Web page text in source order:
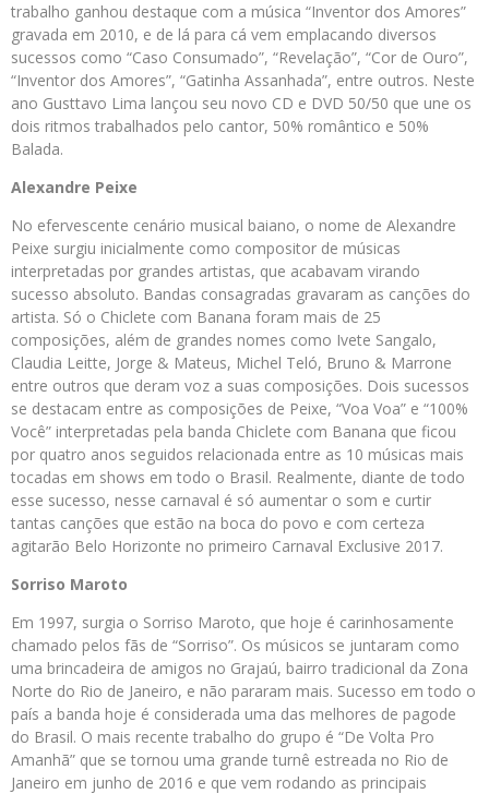
trabalho ganhou destaque com a música “Inventor dos Amores”
gravada em 2010, e de lá para cá vem emplacando diversos
sucessos como “Caso Consumado”, “Revelação”, “Cor de Ouro”,
“Inventor dos Amores”, “Gatinha Assanhada”, entre outros. Neste
ano Gusttavo Lima lançou seu novo CD e DVD 50/50 que une os
dois ritmos trabalhados pelo cantor, 50% romântico e 50%
Balada.
Alexandre Peixe
No efervescente cenário musical baiano, o nome de Alexandre
Peixe surgiu inicialmente como compositor de músicas
interpretadas por grandes artistas, que acabavam virando
sucesso absoluto. Bandas consagradas gravaram as canções do
artista. Só o Chiclete com Banana foram mais de 25
composições, além de grandes nomes como Ivete Sangalo,
Claudia Leitte, Jorge & Mateus, Michel Teló, Bruno & Marrone
entre outros que deram voz a suas composições. Dois sucessos
se destacam entre as composições de Peixe, “Voa Voa” e “100%
Você” interpretadas pela banda Chiclete com Banana que ficou
por quatro anos seguidos relacionada entre as 10 músicas mais
tocadas em shows em todo o Brasil. Realmente, diante de todo
esse sucesso, nesse carnaval é só aumentar o som e curtir
tantas canções que estão na boca do povo e com certeza
agitarão Belo Horizonte no primeiro Carnaval Exclusive 2017.
Sorriso Maroto
Em 1997, surgia o Sorriso Maroto, que hoje é carinhosamente
chamado pelos fãs de “Sorriso”. Os músicos se juntaram como
uma brincadeira de amigos no Grajaú, bairro tradicional da Zona
Norte do Rio de Janeiro, e não pararam mais. Sucesso em todo o
país a banda hoje é considerada uma das melhores de pagode
do Brasil. O mais recente trabalho do grupo é “De Volta Pro
Amanhã” que se tornou uma grande turnê estreada no Rio de
Janeiro em junho de 2016 e que vem rodando as principais